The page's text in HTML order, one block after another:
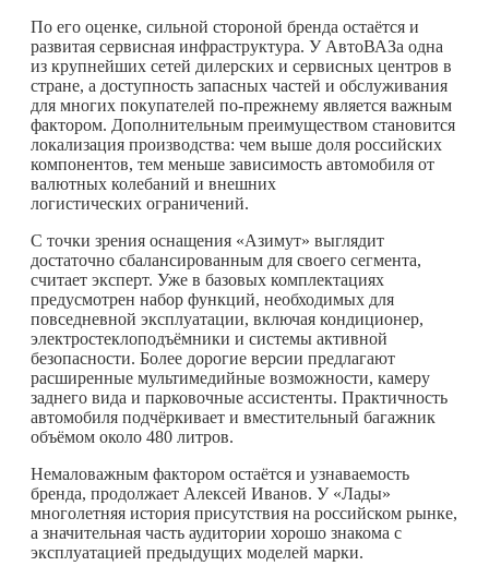
По его оценке, сильной стороной бренда остаётся и
развитая сервисная инфраструктура. У АвтоВАЗа одна
из крупнейших сетей дилерских и сервисных центров в
стране, а доступность запасных частей и обслуживания
для многих покупателей по-прежнему является важным
фактором. Дополнительным преимуществом становится
локализация производства: чем выше доля российских
компонентов, тем меньше зависимость автомобиля от
валютных колебаний и внешних
логистических ограничений.
С точки зрения оснащения «Азимут» выглядит
достаточно сбалансированным для своего сегмента,
считает эксперт. Уже в базовых комплектациях
предусмотрен набор функций, необходимых для
повседневной эксплуатации, включая кондиционер,
электростеклоподъёмники и системы активной
безопасности. Более дорогие версии предлагают
расширенные мультимедийные возможности, камеру
заднего вида и парковочные ассистенты. Практичность
автомобиля подчёркивает и вместительный багажник
объёмом около 480 литров.
Немаловажным фактором остаётся и узнаваемость
бренда, продолжает Алексей Иванов. У «Лады»
многолетняя история присутствия на российском рынке,
а значительная часть аудитории хорошо знакома с
эксплуатацией предыдущих моделей марки.